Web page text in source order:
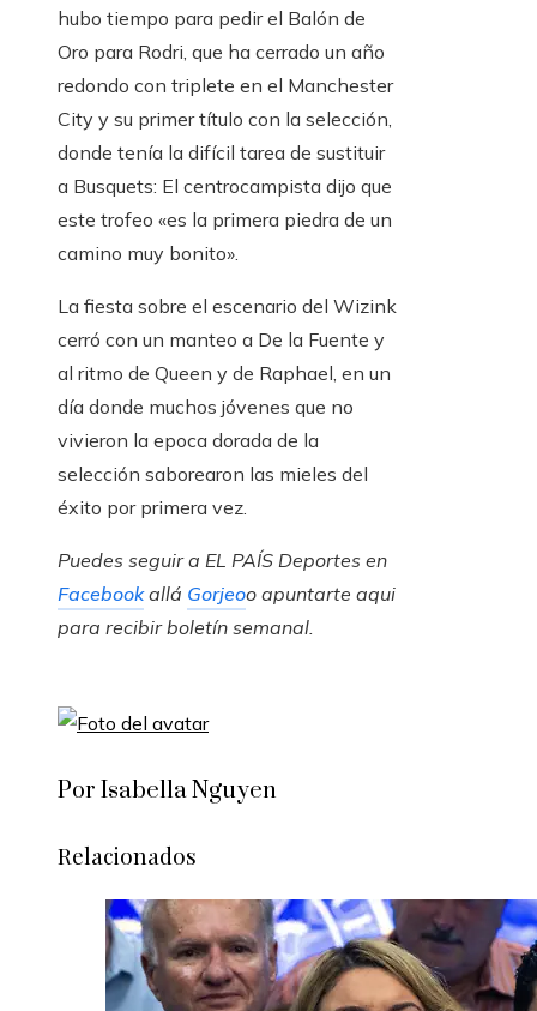
hubo tiempo para pedir el Balón de
Oro para Rodri, que ha cerrado un año
redondo con triplete en el Manchester
City y su primer título con la selección,
donde tenía la difícil tarea de sustituir
a Busquets: El centrocampista dijo que
este trofeo «es la primera piedra de un
camino muy bonito».
La fiesta sobre el escenario del Wizink
cerró con un manteo a De la Fuente y
al ritmo de Queen y de Raphael, en un
día donde muchos jóvenes que no
vivieron la epoca dorada de la
selección saborearon las mieles del
éxito por primera vez.
Puedes seguir a EL PAÍS Deportes en
Facebookallá Gorjeoo apuntarte aqui
para recibirboletín semanal.
Por Isabella Nguyen
Relacionados